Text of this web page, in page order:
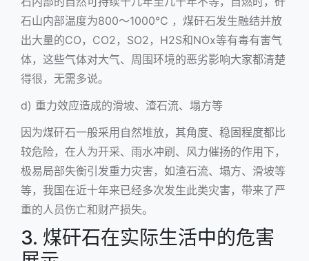
石山内部温度为800～1000℃ ，煤矸石发生融结并放
出大量的CO，CO2，SO2，H2S和NOx等有毒有害气
体，这些气体对大气、周围环境的恶劣影响大家都清楚
得很，无需多说。
d) 重力效应造成的滑坡、渣石流、塌方等
因为煤矸石一般采用自然堆放，其角度、稳固程度都比
较危险，在人为开采、雨水冲刷、风力催扬的作用下，
极易局部失衡引发重力灾害，如渣石流、塌方、滑坡等
等，我国在近十年来已经多次发生此类灾害，带来了严
重的人员伤亡和财产损失。
3. 煤矸石在实际生活中的危害